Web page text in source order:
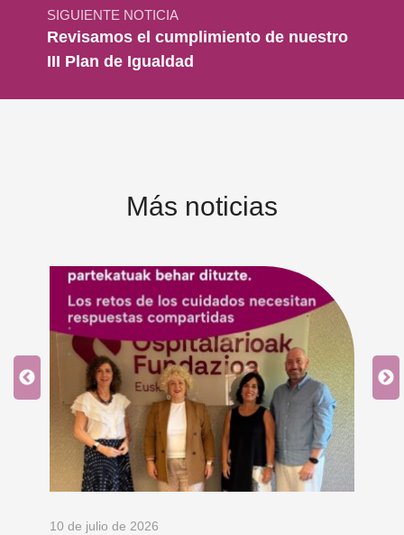
SIGUIENTE NOTICIA
Revisamos el cumplimiento de nuestro
III Plan de Igualdad
Más noticias
10 de julio de 2026